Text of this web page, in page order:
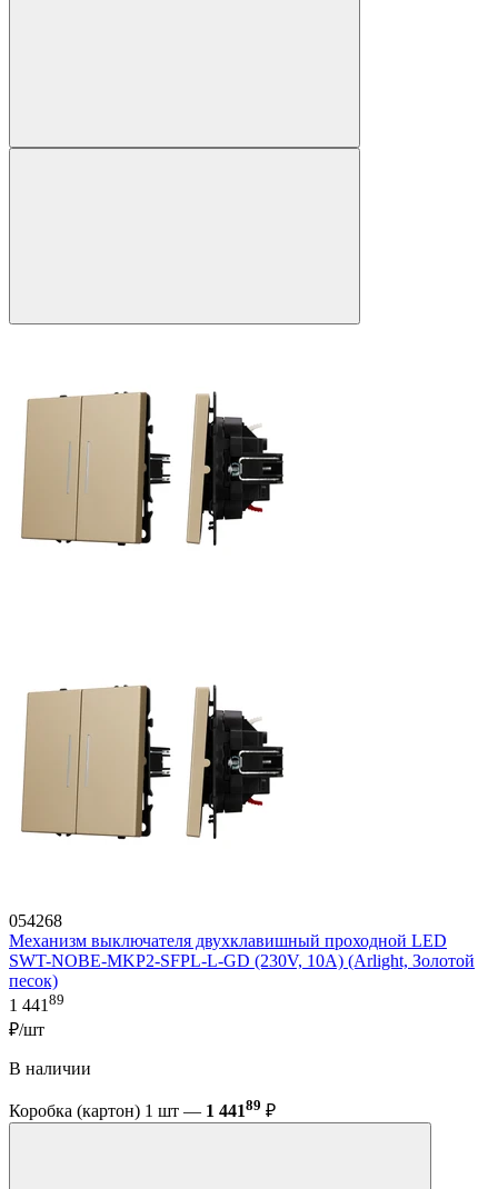
054268
Механизм выключателя двухклавишный проходной LED
SWT-NOBE-MKP2-SFPL-L-GD (230V, 10A) (Arlight, Золотой
песок)
1 44189
₽/шт
В наличии
Коробка (картон) 1 шт — 1 44189 ₽